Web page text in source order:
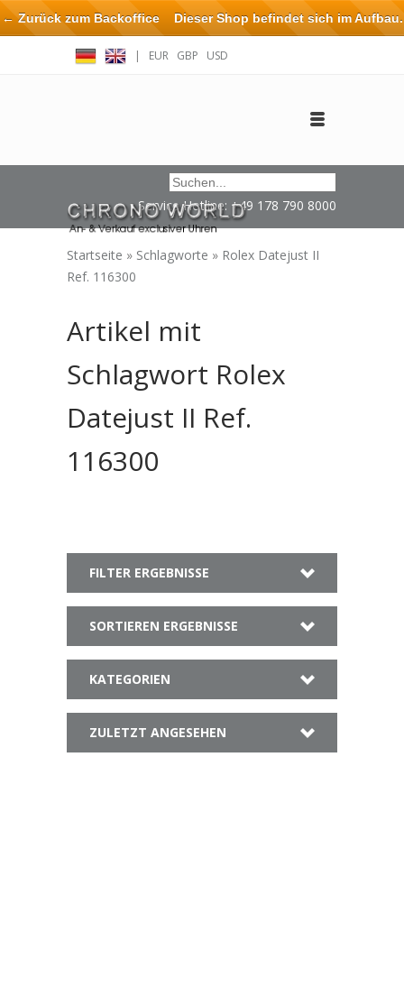
| EUR GBP USD
Service Hotline: +49 178 790 8000
Startseite » Schlagworte » Rolex Datejust II
Ref. 116300
Artikel mit
Schlagwort Rolex
Datejust II Ref.
116300
FILTER ERGEBNISSE
SORTIEREN ERGEBNISSE
KATEGORIEN
ZULETZT ANGESEHEN
← Zurück zum BackofficeDieser Shop befindet sich im Aufbau.
Eventuell können nicht alle Bestellungen eingehalten oder erfüllt